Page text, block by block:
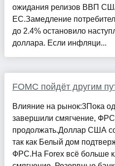
ожидания релизов ВВП
ЕС.Замедление
до 2.4% остановило
доллара. Если инфляци...
FOMC пойдёт другим
Влияние на рынок:3Пока
завершили смягчение,
продолжать.Доллар США
так как Белый дом
ФРС.На Forex всё больше